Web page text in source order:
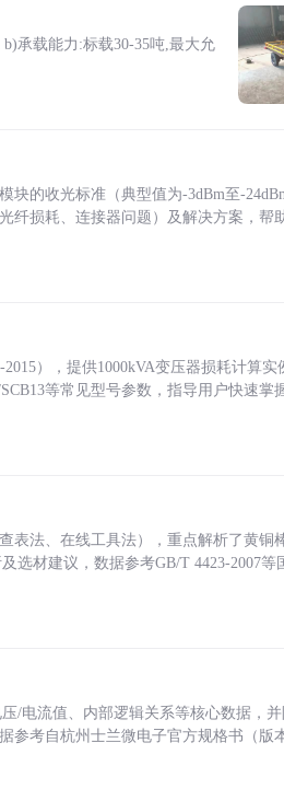
承载能力:标载30-35吨,最大允
块的收光标准（典型值为-3dBm至-
纤损耗、连接器问题）及解决方案，帮
），提供1000kVA变压器损耗计算实
等常见型号参数，指导用户快速掌
表法、在线工具法），重点解析了黄铜
选材建议，数据参考GB/T 4423-2007等
/电流值、内部逻辑关系等核心数据，
参考自杭州士兰微电子官方规格书（版